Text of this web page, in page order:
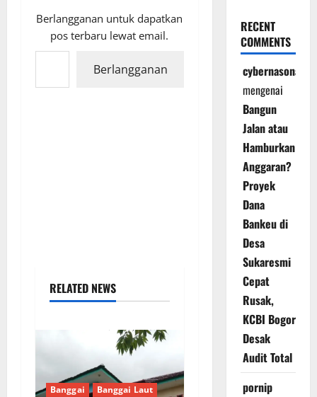
Berlangganan untuk dapatkan
pos terbaru lewat email.
Ketikkan email Anda...
Berlangganan
RELATED NEWS
Banggai
Banggai Laut
RECENT
COMMENTS
cybernasonal
mengenai
Bangun
Jalan atau
Hamburkan
Anggaran?
Proyek
Dana
Bankeu di
Desa
Sukaresmi
Cepat
Rusak,
KCBI Bogor
Desak
Audit Total
pornip